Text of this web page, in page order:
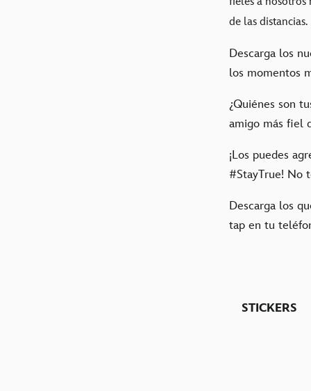
de las distancias.
Descarga los
los momentos
¿Quiénes son
amigo más fiel
¡Los puedes
#StayTrue! No
Descarga los
tap en tu
STICKERS